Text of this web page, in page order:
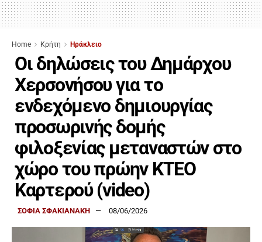
Home Κρήτη Ηράκλειο
Οι δηλώσεις του Δημάρχου
Χερσονήσου για το
ενδεχόμενο δημιουργίας
προσωρινής δομής
φιλοξενίας μεταναστών στο
χώρο του πρώην ΚΤΕΟ
Καρτερού (video)
ΣΟΦΙΑ ΣΦΑΚΙΑΝΑΚΗ 08/06/2026